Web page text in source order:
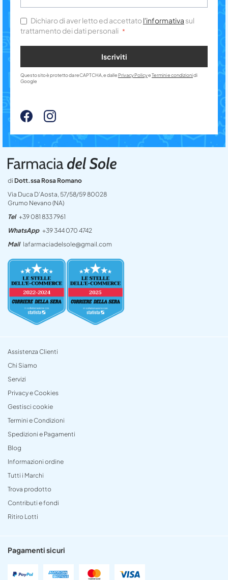
di Dott.ssa Rosa Romano
Via Duca D’Aosta, 57/58/59 80028
Grumo Nevano (NA)
Tel +39 081 833 7961
WhatsApp +39 344 070 4742
Mail lafarmaciadelsole@gmail.com
Assistenza Clienti
Chi Siamo
Servizi
Privacy e Cookies
Gestisci cookie
Termini e Condizioni
Spedizioni e Pagamenti
Blog
Informazioni ordine
Tutti i Marchi
Trova prodotto
Contributi e fondi
Ritiro Lotti
Pagamenti sicuri
Dichiaro di aver letto ed accettatol'informativa sul
trattamento dei dati personali
Iscriviti
Questo sito è protetto da reCAPTCHA, e dalle Privacy PolicyeTermini e condizionidi
Google